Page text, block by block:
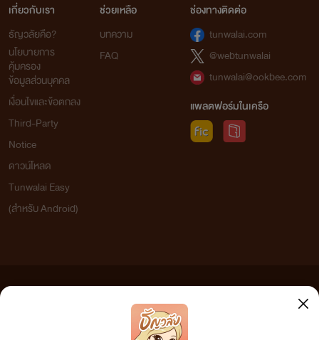
เกี่ยวกับเรา
ธัญวลัยคือ?
นโยบายการ
คุ้มครอง
ข้อมูลส่วนบุคคล
เงื่อนไขและข้อตกลง
Third-Party
Notice
ดาวน์โหลด
Tunwalai Easy
(สำหรับ Android)
ช่วยเหลือ
บทความ
FAQ
ช่องทางติดต่อ
tunwalai.com
@webtunwalai
tunwalai@ookbee.com
แพลตฟอร์มในเครือ
เว็บไซต์แห่งนี้ไม่ได้เห็นด้วยและไม่ขอรับผิดชอบต่อข้อความใดๆ ทั้งสิ้น ดังนั้นผู้อ่านทุกท่านโปรดใช้
วิจารณญาณในการกลั่นกรองด้วยตนเอง และหากท่านพบข้อความใดๆ ที่ขัดต่อกฎหมายและศีลธรรม